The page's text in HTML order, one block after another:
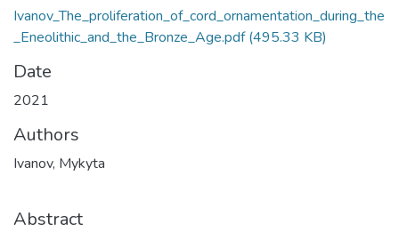
Ivanov_The_proliferation_of_cord_ornamentation_during_the
_Eneolithic_and_the_Bronze_Age.pdf(495.33 KB)
Date
2021
Authors
Ivanov, Mykyta
Abstract